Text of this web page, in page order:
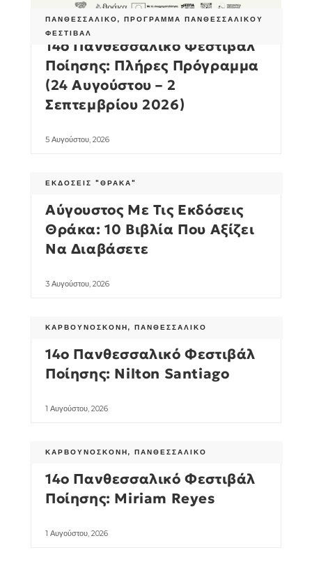
ΠΑΝΘΕΣΣΑΛΙΚΌ, ΠΡΌΓΡΑΜΜΑ ΠΑΝΘΕΣΣΑΛΙΚΟΎ
ΦΕΣΤΙΒΆΛ
14ο Πανθεσσαλικό Φεστιβάλ
Ποίησης: Πλήρες Πρόγραμμα
(24 Αυγούστου – 2
Σεπτεμβρίου 2026)
5 Αυγούστου, 2026
ΕΚΔΌΣΕΙΣ "ΘΡΆΚΑ"
Αύγουστος Με Τις Εκδόσεις
Θράκα: 10 Βιβλία Που Αξίζει
Να Διαβάσετε
3 Αυγούστου, 2026
ΚΑΡΒΟΥΝΌΣΚΟΝΗ, ΠΑΝΘΕΣΣΑΛΙΚΌ
14ο Πανθεσσαλικό Φεστιβάλ
Ποίησης: Nilton Santiago
1 Αυγούστου, 2026
ΚΑΡΒΟΥΝΌΣΚΟΝΗ, ΠΑΝΘΕΣΣΑΛΙΚΌ
14ο Πανθεσσαλικό Φεστιβάλ
Ποίησης: Miriam Reyes
1 Αυγούστου, 2026